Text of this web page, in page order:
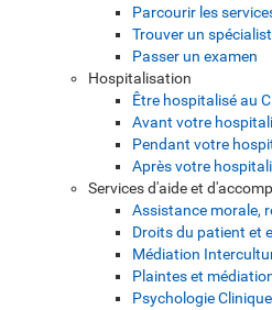
Parcourir les
Trouver un
Passer un examen
Hospitalisation
Être hospitalisé au
Avant votre
Pendant votre
Après votre
Services d'aide et
Assistance morale,
Droits du patient et
Médiation
Plaintes et
Psychologie